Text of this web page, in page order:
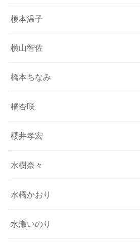
榎本温子
横山智佐
橋本ちなみ
橘杏咲
櫻井孝宏
水樹奈々
水橋かおり
水瀬いのり